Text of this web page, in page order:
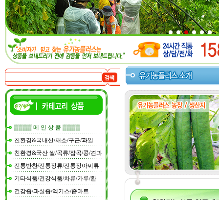
▒▒▒▒ 메 인 상 품 ▒▒▒▒
친환경&국내산/채소/구근/과일
친환경&국산 쌀/곡류/잡곡/콩/견과
전통반찬/전통장류/전통장아찌류
기타식품/건강식품/차류/가루/환
건강즙/과실즙/엑기스/즙마트